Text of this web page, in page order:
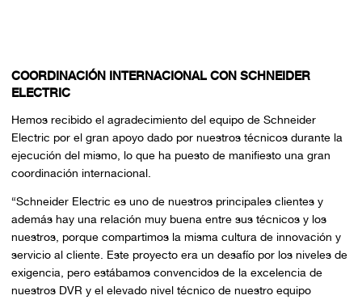
COORDINACIÓN INTERNACIONAL CON SCHNEIDER
ELECTRIC
Hemos recibido el agradecimiento del equipo de Schneider
Electric por el gran apoyo dado por nuestros técnicos durante la
ejecución del mismo, lo que ha puesto de manifiesto una gran
coordinación internacional.
“Schneider Electric es uno de nuestros principales clientes y
además hay una relación muy buena entre sus técnicos y los
nuestros, porque compartimos la misma cultura de innovación y
servicio al cliente. Este proyecto era un desafío por los niveles de
exigencia, pero estábamos convencidos de la excelencia de
nuestros DVR y el elevado nivel técnico de nuestro equipo